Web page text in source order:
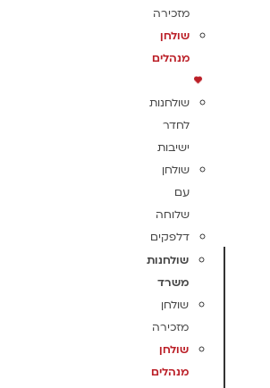
מזכירה
שולחן
מנהלים
שולחנות
לחדר
ישיבות
שולחן
עם
שלוחה
דלפקים
שולחנות
משרד
שולחן
מזכירה
שולחן
מנהלים